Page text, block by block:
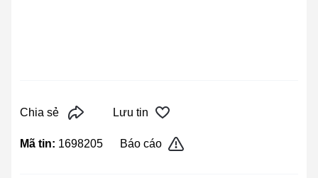
Chia sẻ Lưu tin
Mã tin: 1698205 Báo cáo